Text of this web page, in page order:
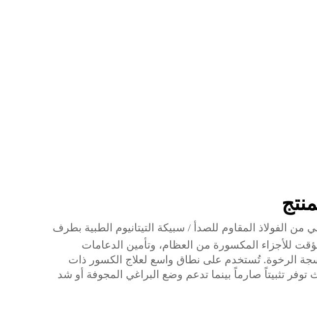
الفولاذ المقاوم للصدأ / سبيكة التيتانيوم الطبية بطرف
للأجزاء المكسورة من العظام، وتأمين الدعامات
الرخوة. تُستخدم على نطاق واسع لعلاج الكسور ذات
تثبيتاً صارماً بينما تدعم وضع البراغي المجوفة أو شد